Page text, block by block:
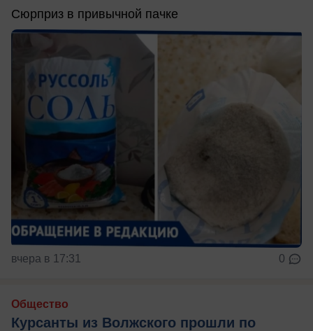
Сюрприз в привычной пачке
вчера в 17:31 0
Общество
Курсанты из Волжского прошли по